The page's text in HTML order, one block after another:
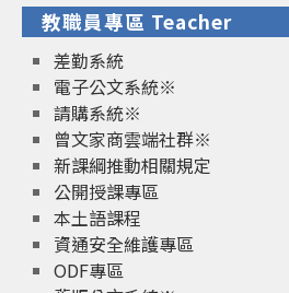
教職員專區 Teacher
差勤系統
電子公文系統※
請購系統※
曾文家商雲端社群※
新課綱推動相關規定
公開授課專區
本土語課程
資通安全維護專區
ODF專區